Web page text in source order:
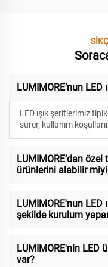
LUMIMORE’nun LED
LED ışık şeritlerimiz
sürer, kullanım
LUMIMORE’dan özel
ürünlerini alabilir
LUMIMORE'nun LED
şekilde kurulum
LUMIMORE'nin LED
var?